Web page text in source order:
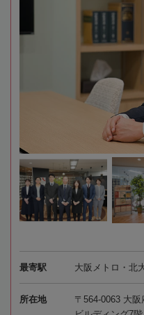
最寄駅 大阪メトロ・北
所在地
〒564-0063 大